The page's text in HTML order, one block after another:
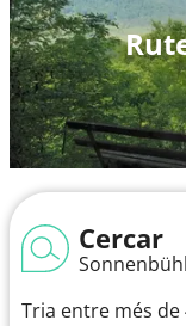
Cercar
Sonnenbühl
Tria entre més de